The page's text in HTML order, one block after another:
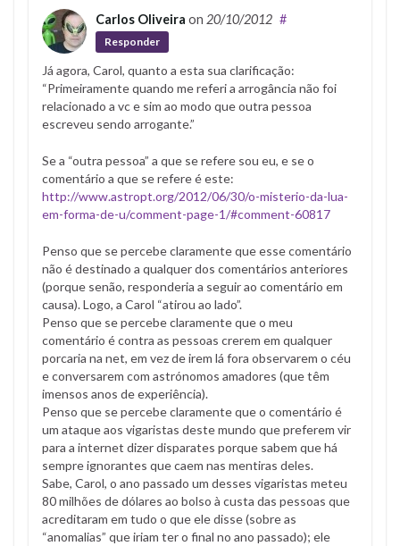
Carlos Oliveira on 20/10/2012 #
Responder
Já agora, Carol, quanto a esta sua clarificação:
“Primeiramente quando me referi a arrogância não foi
relacionado a vc e sim ao modo que outra pessoa
escreveu sendo arrogante.”
Se a “outra pessoa” a que se refere sou eu, e se o
comentário a que se refere é este:
http://www.astropt.org/2012/06/30/o-misterio-da-lua-
em-forma-de-u/comment-page-1/#comment-60817
Penso que se percebe claramente que esse comentário
não é destinado a qualquer dos comentários anteriores
(porque senão, responderia a seguir ao comentário em
causa). Logo, a Carol “atirou ao lado”.
Penso que se percebe claramente que o meu
comentário é contra as pessoas crerem em qualquer
porcaria na net, em vez de irem lá fora observarem o céu
e conversarem com astrónomos amadores (que têm
imensos anos de experiência).
Penso que se percebe claramente que o comentário é
um ataque aos vigaristas deste mundo que preferem vir
para a internet dizer disparates porque sabem que há
sempre ignorantes que caem nas mentiras deles.
Sabe, Carol, o ano passado um desses vigaristas meteu
80 milhões de dólares ao bolso à custa das pessoas que
acreditaram em tudo o que ele disse (sobre as
“anomalias” que iriam ter o final no ano passado); ele